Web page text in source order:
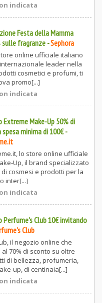
indicata
Festa della Mamma
sulle fragranze -Sephora
online ufficiale italiano
leader nella
cosmetici e profumi, ti
promo[...]
indicata
Extreme Make-Up 50% di
minima di 100€-
lo store online ufficiale
Up, il brand specializzato
cosmesi e prodotti per la
inter[...]
indicata
Perfume's Club 10€ invitando
Club
il negozio online che
70% di sconto su oltre
di bellezza, profumeria,
up, di centinaia[...]
indicata